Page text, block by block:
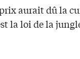
prix aurait dû la
la loi de la